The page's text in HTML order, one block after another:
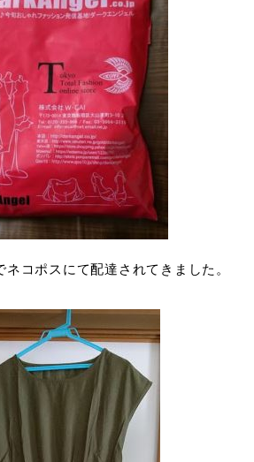
コポスにて配達されてきました。